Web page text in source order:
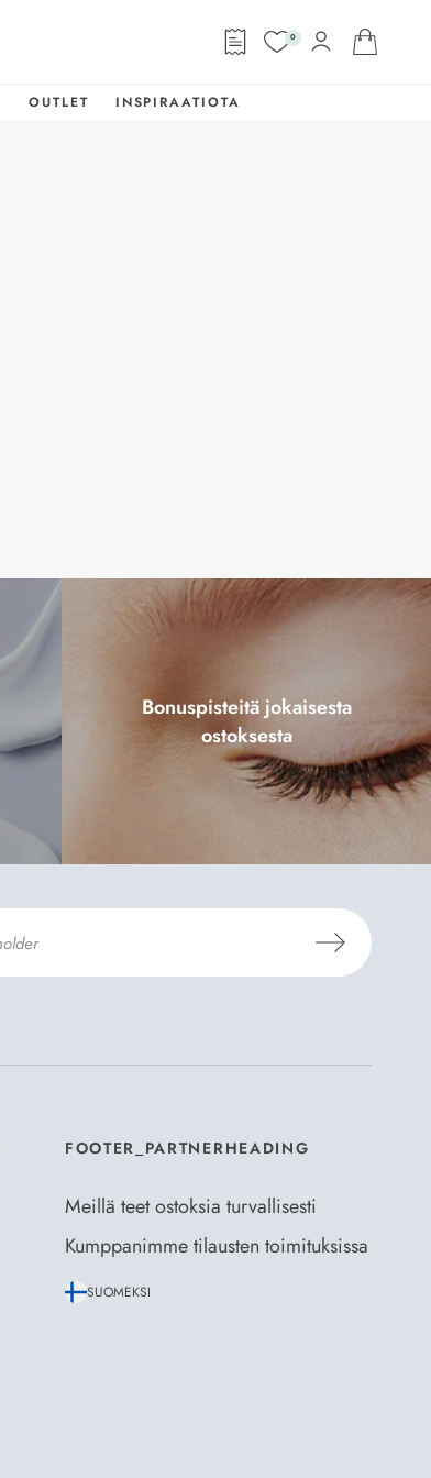
0
OUTLET INSPIRAATIOTA
Bonuspisteitä jokaisesta
ostoksesta
FOOTER_PARTNERHEADING
Meillä teet ostoksia turvallisesti
Kumppanimme tilausten toimituksissa
SUOMEKSI